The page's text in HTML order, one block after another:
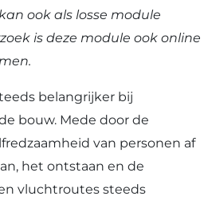
ook als losse module
is deze module ook online
belangrijker bij
bouw. Mede door de
van personen af
het ontstaan en de
vluchtroutes steeds